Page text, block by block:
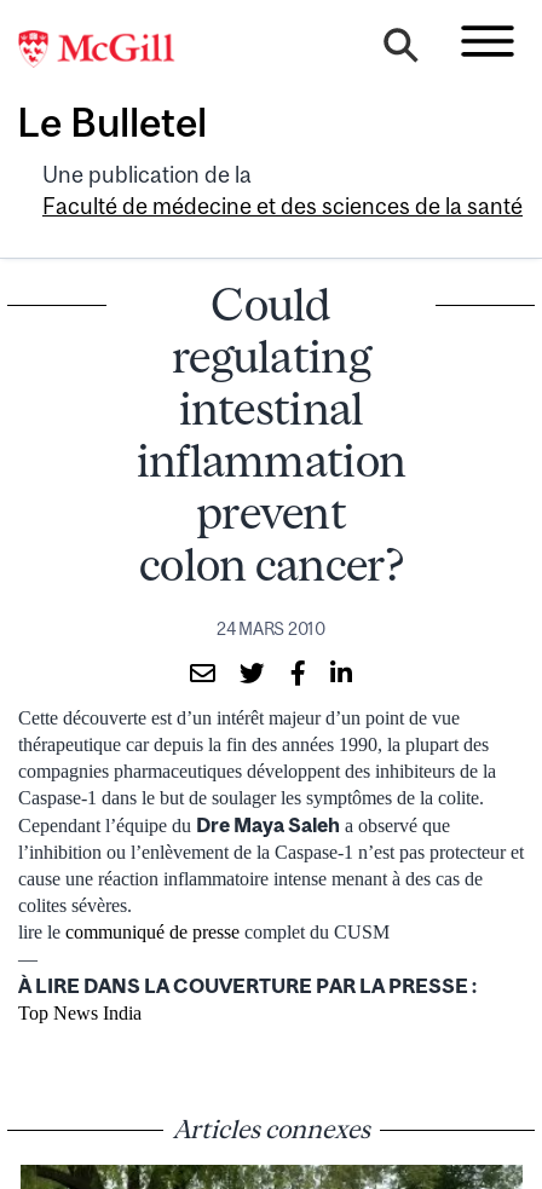
Le Bulletel
Une publication de la
Faculté de médecine et des sciences de la santé
Could
regulating
intestinal
inflammation
prevent
colon cancer?
24 MARS 2010
Cette découverte est d’un intérêt majeur d’un point de vue
thérapeutique car depuis la fin des années 1990, la plupart des
compagnies pharmaceutiques développent des inhibiteurs de la
Caspase-1 dans le but de soulager les symptômes de la colite.
Cependant l’équipe du Dre Maya Saleh a observé que
l’inhibition ou l’enlèvement de la Caspase-1 n’est pas protecteur et
cause une réaction inflammatoire intense menant à des cas de
colites sévères.
lire le communiqué de presse complet du CUSM
—
À LIRE DANS LA COUVERTURE PAR LA PRESSE :
Top News India
Articles connexes